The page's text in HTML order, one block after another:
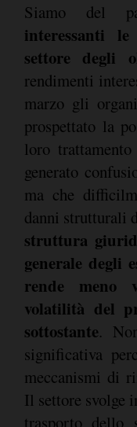
Siamo del
interessanti
settore degli
rendimenti
marzo gli
prospettato la
loro
generato
ma che
danni strutturali
struttura
generale degli
rende meno
volatilità del
sottostante.
significativa
meccanismi di
Il settore svolge